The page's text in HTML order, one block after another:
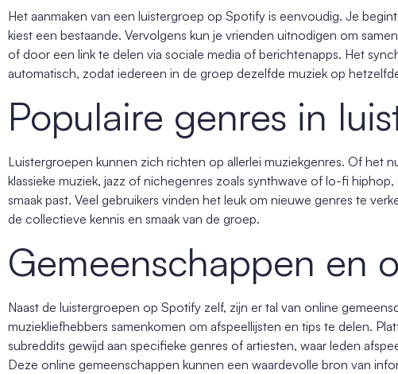
Het aanmaken van een luistergroep op Spotify is eenvoudig. Je
kiest een bestaande. Vervolgens kun je vrienden uitnodigen om
of door een link te delen via sociale media of berichtenapps. Het
automatisch, zodat iedereen in de groep dezelfde muziek op
Populaire genres in
Luistergroepen kunnen zich richten op allerlei muziekgenres. Of het
klassieke muziek, jazz of nichegenres zoals synthwave of lo-fi
smaak past. Veel gebruikers vinden het leuk om nieuwe genres te
de collectieve kennis en smaak van de groep.
Gemeenschappen en
Naast de luistergroepen op Spotify zelf, zijn er tal van online
muziekliefhebbers samenkomen om afspeellijsten en tips te delen.
subreddits gewijd aan specifieke genres of artiesten, waar leden
Deze online gemeenschappen kunnen een waardevolle bron van